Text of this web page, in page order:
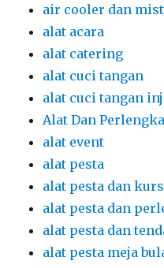
air cooler dan
alat acara
alat catering
alat cuci tangan
alat cuci tangan
Alat Dan
alat event
alat pesta
alat pesta dan
alat pesta dan
alat pesta dan
alat pesta meja